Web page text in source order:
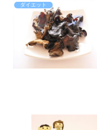
ダイエット